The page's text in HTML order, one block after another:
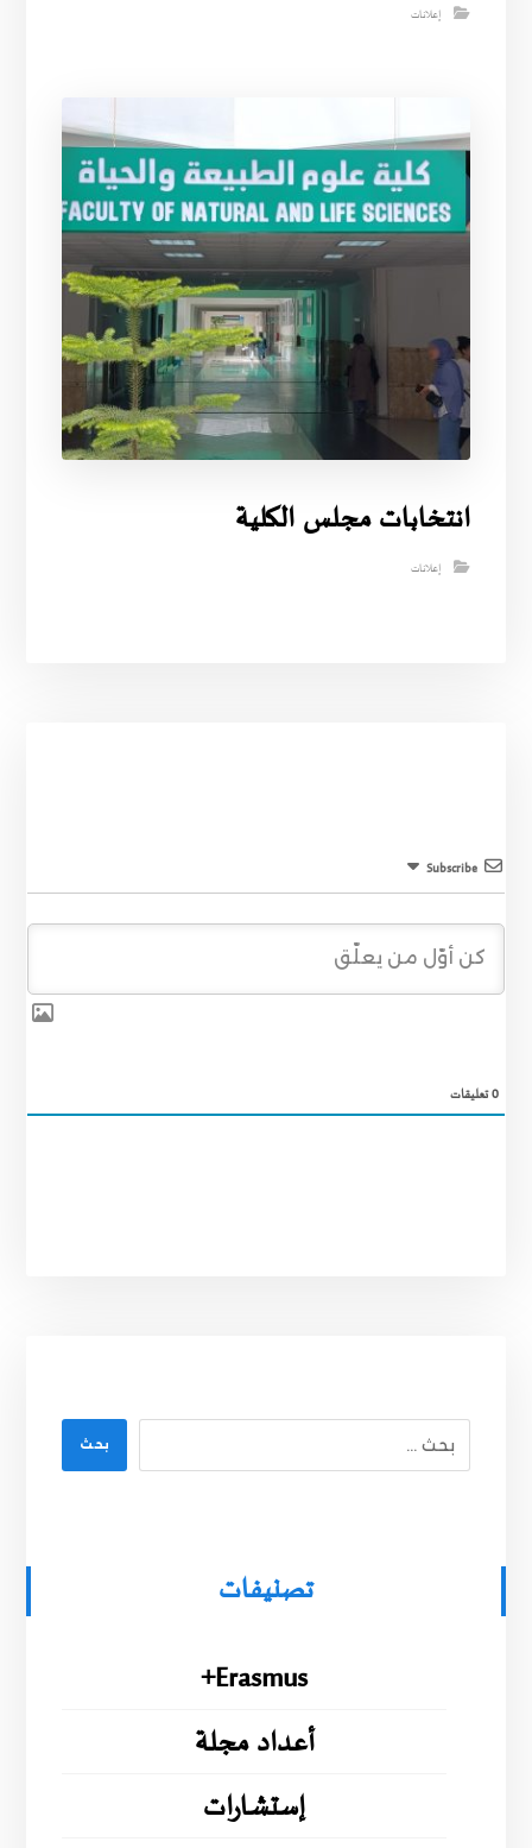
إعلانات
انتخابات مجلس الكلية
إعلانات
Subscribe
0تعليقات
بحث
تصنيفات
Erasmus+
أعداد مجلة
إستشارات